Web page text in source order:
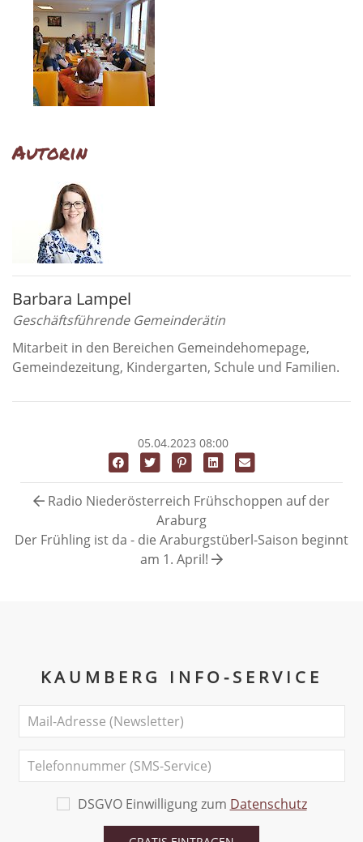
Autorin
Barbara Lampel
Geschäftsführende Gemeinderätin
Mitarbeit in den Bereichen Gemeindehomepage,
Gemeindezeitung, Kindergarten, Schule und Familien.
05.04.2023 08:00
Radio Niederösterreich Frühschoppen auf der
Araburg
Der Frühling ist da - die Araburgstüberl-Saison beginnt
am 1. April!
KAUMBERG INFO-SERVICE
DSGVO Einwilligung zum Datenschutz